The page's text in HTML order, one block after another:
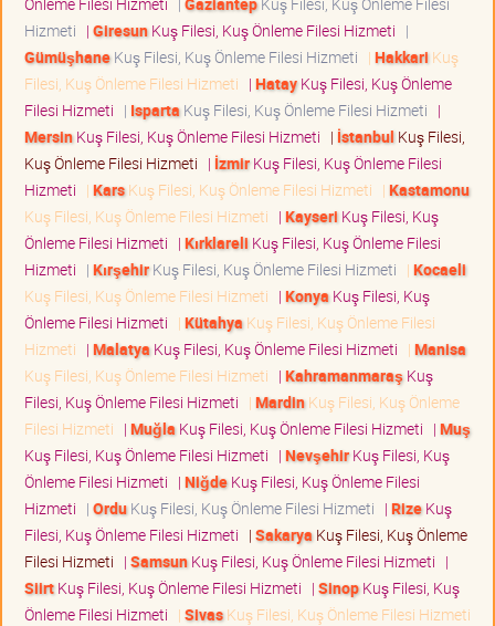
Hizmeti | GiresunKuş Filesi, Kuş Önleme Filesi Hizmeti |
GümüşhaneKuş Filesi, Kuş Önleme Filesi Hizmeti | Hakkari Kuş
Filesi, Kuş Önleme Filesi Hizmeti | HatayKuş Filesi, Kuş Önleme
Filesi Hizmeti | Isparta Kuş Filesi, Kuş Önleme Filesi Hizmeti |
MersinKuş Filesi, Kuş Önleme Filesi Hizmeti | İstanbul Kuş Filesi,
Kuş Önleme Filesi Hizmeti | İzmirKuş Filesi, Kuş Önleme Filesi
Hizmeti | KarsKuş Filesi, Kuş Önleme Filesi Hizmeti | Kastamonu
Kuş Filesi, Kuş Önleme Filesi Hizmeti | Kayseri Kuş Filesi, Kuş
Önleme Filesi Hizmeti | Kırklareli Kuş Filesi, Kuş Önleme Filesi
Hizmeti | KırşehirKuş Filesi, Kuş Önleme Filesi Hizmeti | Kocaeli
Kuş Filesi, Kuş Önleme Filesi Hizmeti | Konya Kuş Filesi, Kuş
Önleme Filesi Hizmeti | Kütahya Kuş Filesi, Kuş Önleme Filesi
Hizmeti | Malatya Kuş Filesi, Kuş Önleme Filesi Hizmeti | Manisa
Kuş Filesi, Kuş Önleme Filesi Hizmeti | Kahramanmaraş Kuş
Filesi, Kuş Önleme Filesi Hizmeti | MardinKuş Filesi, Kuş Önleme
Filesi Hizmeti | Muğla Kuş Filesi, Kuş Önleme Filesi Hizmeti | Muş
Kuş Filesi, Kuş Önleme Filesi Hizmeti | NevşehirKuş Filesi, Kuş
Önleme Filesi Hizmeti | NiğdeKuş Filesi, Kuş Önleme Filesi
Hizmeti | OrduKuş Filesi, Kuş Önleme Filesi Hizmeti | RizeKuş
Filesi, Kuş Önleme Filesi Hizmeti | Sakarya Kuş Filesi, Kuş Önleme
Filesi Hizmeti | SamsunKuş Filesi, Kuş Önleme Filesi Hizmeti |
SiirtKuş Filesi, Kuş Önleme Filesi Hizmeti | SinopKuş Filesi, Kuş
Önleme Filesi Hizmeti | SivasKuş Filesi, Kuş Önleme Filesi Hizmeti